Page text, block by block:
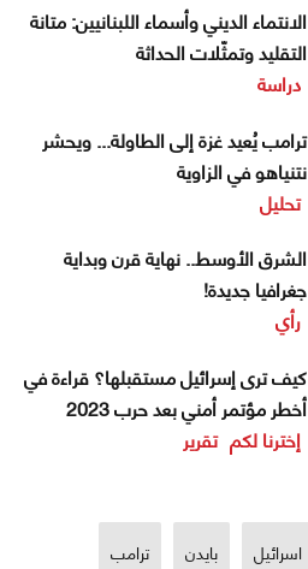
الانتماء الديني وأسماء اللبنانيين: متانة
التقليد وتمثّلات الحداثة
دراسة
ترامب يُعيد غزة إلى الطاولة... ويحشر
نتنياهو في الزاوية
تحليل
الشرق الأوسط.. نهاية قرن وبداية
جغرافيا جديدة!
رأي
كيف ترى إسرائيل مستقبلها؟ قراءة في
أخطر مؤتمر أمني بعد حرب 2023
إخترنا لكم تقرير
اسرائيل بايدن ترامب